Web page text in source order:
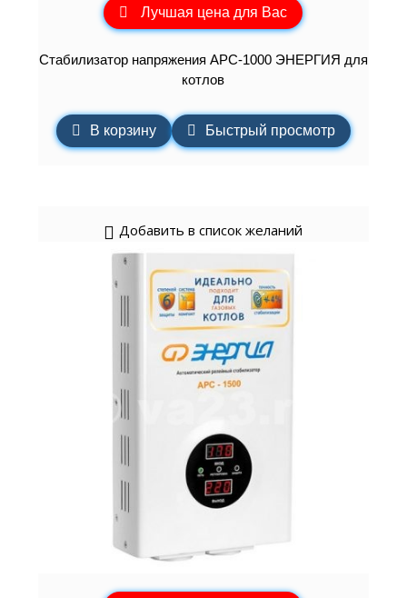
Лучшая цена для Вас
Cтабилизатор напряжения АРС-1000 ЭНЕРГИЯ для
котлов
В корзину Быстрый просмотр
Добавить в список желаний